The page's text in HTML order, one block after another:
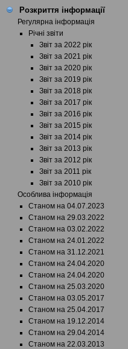
Розкриття інформації
Регулярна інформація
Річні звіти
Звіт за 2022 рік
Звіт за 2021 рік
Звіт за 2020 рік
Звіт за 2019 рік
Звіт за 2018 рік
Звіт за 2017 рік
Звіт за 2016 рік
Звіт за 2015 рік
Звіт за 2014 рік
Звіт за 2013 рік
Звіт за 2012 рік
Звіт за 2011 рік
Звіт за 2010 рік
Особлива інформація
Станом на 04.07.2023
Станом на 29.03.2022
Станом на 03.02.2022
Станом на 24.01.2022
Станом на 31.12.2021
Станом на 24.04.2020
Станом на 24.04.2020
Станом на 25.03.2020
Станом на 03.05.2017
Станом на 25.04.2017
Станом на 19.12.2014
Станом на 29.04.2014
Станом на 22.03.2013